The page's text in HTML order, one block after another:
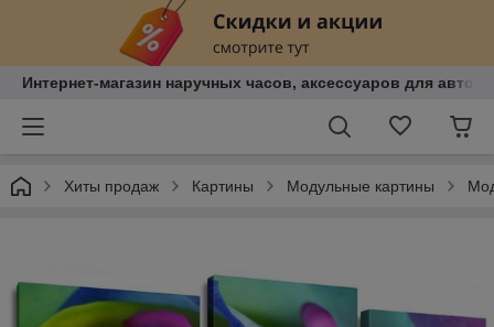
Интернет-магазин наручных часов, аксессуаров для авто,
Хиты продаж Картины Модульные картины